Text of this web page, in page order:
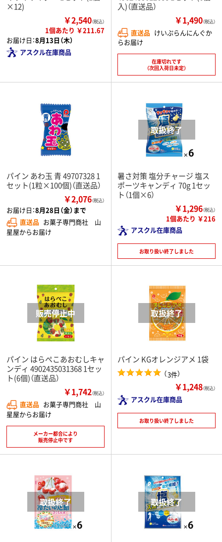
×12)
￥2,540（税込）
1個あたり ￥211.67
お届け日：8月13日（木）
アスクル在庫商品
入)（直送品）
￥1,490（税込）
直送品 けいぷらんにんぐか
らお届け
在庫切れです
（次回入荷日未定）
パイン あわ玉 青 49707328 1
セット(1粒×100個)（直送品）
￥2,076（税込）
お届け日：8月28日（金）まで
直送品 お菓子専門商社 山
星屋からお届け
暑さ対策 塩分チャージ 塩ス
ポーツキャンディ 70g 1セッ
ト（1個×6）
￥1,296（税込）
1個あたり ￥216
アスクル在庫商品
お取り扱い終了しました
パイン はらぺこあおむしキャ
ンディ 4902435031368 1セッ
ト(6個)（直送品）
￥1,742（税込）
直送品 お菓子専門商社 山
星屋からお届け
メーカー都合により
販売停止中です
パイン KGオレンジアメ 1袋
（3件）
￥1,248（税込）
アスクル在庫商品
お取り扱い終了しました